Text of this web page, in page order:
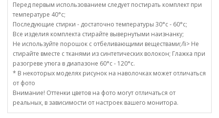
Перед первым использованием следует постирать комплект при
температуре 40°c;
Последующие стирки - достаточно температуры 30°c - 60°c;
Все изделия комплекта стирайте вывернутыми наизнанку;
Не используйте порошок с отбеливающими веществами;/li> Не
стирайте вместе с тканями из синтетических волокон; Глажка при
разогреве утюга в диапазоне 60°c - 120°c.
* В некоторых моделях рисунок на наволочках может отличаться
от фото
Внимание! Оттенки цветов на фото могут отличаться от
реальных, в зависимости от настроек вашего монитора.